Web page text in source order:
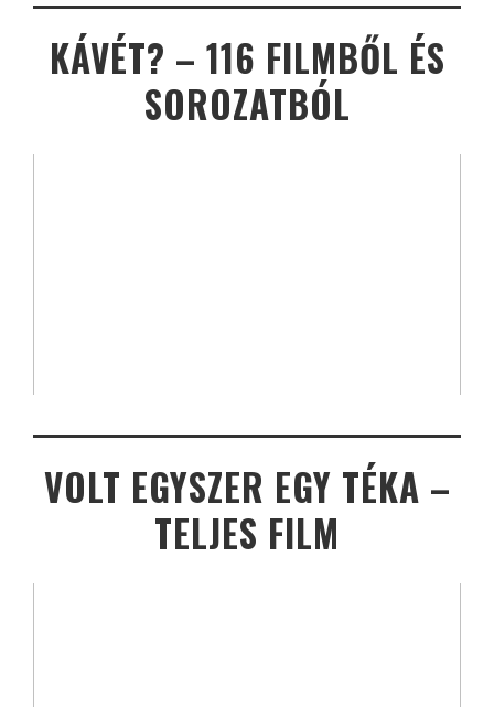
KÁVÉT? – 116 FILMBŐL ÉS
SOROZATBÓL
VOLT EGYSZER EGY TÉKA –
TELJES FILM